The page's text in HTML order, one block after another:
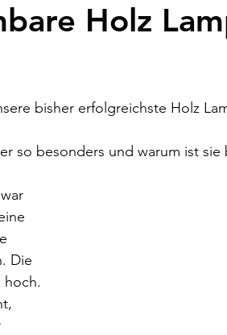
Holz
bisher erfolgreichste Holz
so besonders und warum ist sie
war
Die
hoch.